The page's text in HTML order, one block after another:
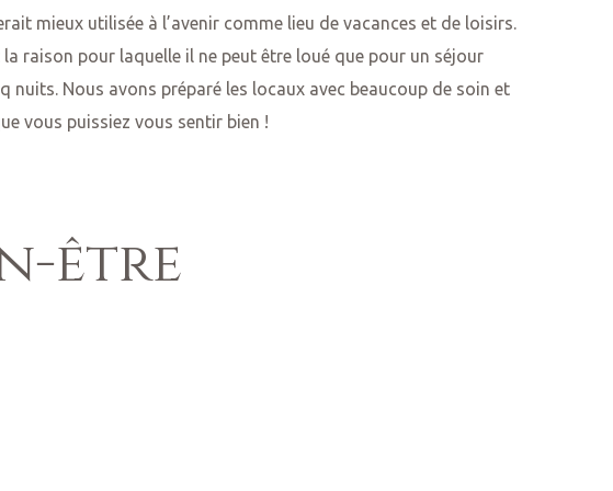
mieux utilisée à l’avenir comme lieu de vacances et de loisirs.
la raison pour laquelle il ne peut être loué que pour un séjour
nuits. Nous avons préparé les locaux avec beaucoup de soin et
vous puissiez vous sentir bien !
être